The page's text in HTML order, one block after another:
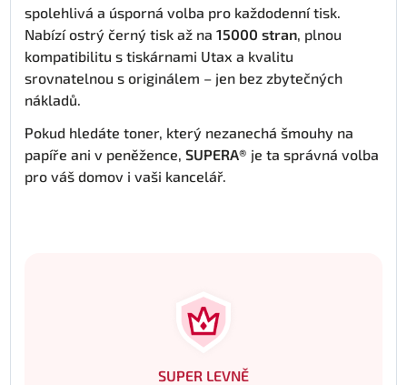
spolehlivá a úsporná volba pro každodenní tisk.
Nabízí ostrý černý tisk až na 15000 stran, plnou
kompatibilitu s tiskárnami Utax a kvalitu
srovnatelnou s originálem – jen bez zbytečných
nákladů.
Pokud hledáte toner, který nezanechá šmouhy na
papíře ani v peněžence, SUPERA® je ta správná volba
pro váš domov i vaši kancelář.
SUPER LEVNĚ